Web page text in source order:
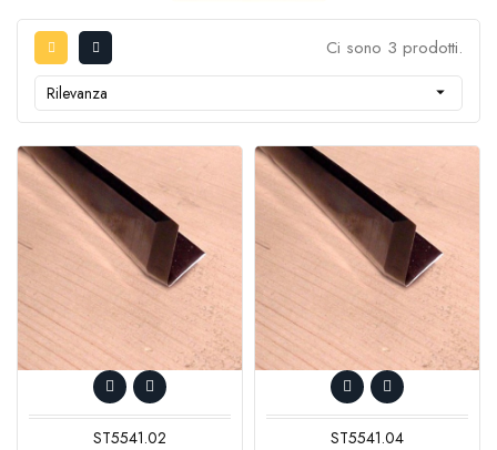
Ci sono 3 prodotti.
Rilevanza 
ST5541.02
ST5541.04